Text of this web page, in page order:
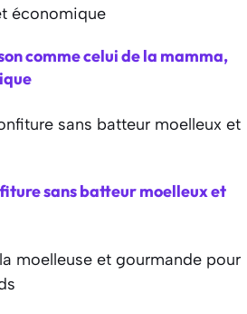
comme celui de la mamma,
sans batteur moelleux et